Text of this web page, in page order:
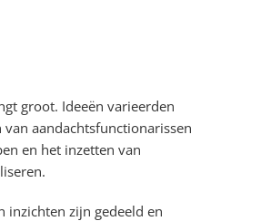
groot. Ideeën varieerden
aandachtsfunctionarissen
en het inzetten van
inzichten zijn gedeeld en